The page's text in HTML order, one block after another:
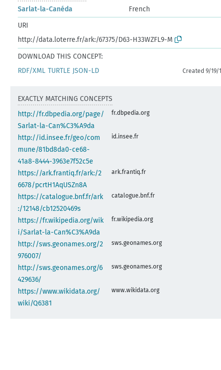
Sarlat-la-Canéda
French
URI
http://data.loterre.fr/ark:/67375/D63-H33WZFL9-M
DOWNLOAD THIS CONCEPT:
RDF/XML TURTLE JSON-LD Created 9/19/
EXACTLY MATCHING CONCEPTS
http://fr.dbpedia.org/page/
Sarlat-la-Can%C3%A9da
fr.dbpedia.org
http://id.insee.fr/geo/com
mune/81bd8da0-ce68-
41a8-8444-3963e7f52c5e
id.insee.fr
https://ark.frantiq.fr/ark:/2
6678/pcrtH1AqUSZn8A
ark.frantiq.fr
https://catalogue.bnf.fr/ark
:/12148/cb12520469s
catalogue.bnf.fr
https://fr.wikipedia.org/wik
i/Sarlat-la-Can%C3%A9da
fr.wikipedia.org
http://sws.geonames.org/2
976007/
sws.geonames.org
http://sws.geonames.org/6
429636/
sws.geonames.org
https://www.wikidata.org/
wiki/Q6381
www.wikidata.org